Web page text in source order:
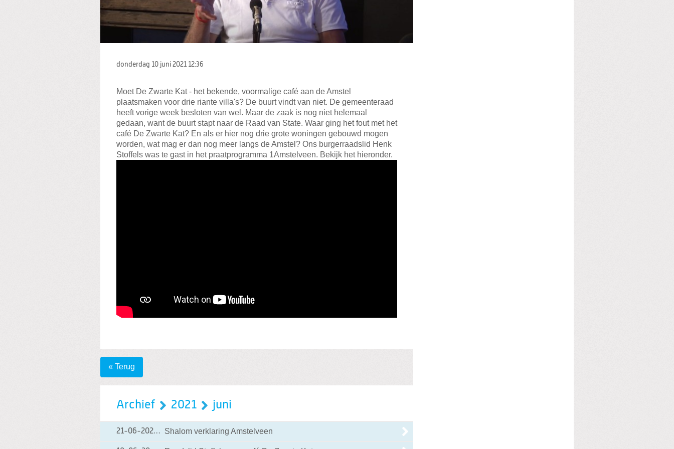
donderdag 10 juni 2021 12:36
Moet De Zwarte Kat - het bekende, voormalige café aan de Amstel
plaatsmaken voor drie riante villa's? De buurt vindt van niet. De gemeenteraad
heeft vorige week besloten van wel. Maar de zaak is nog niet helemaal
gedaan, want de buurt stapt naar de Raad van State. Waar ging het fout met het
café De Zwarte Kat? En als er hier nog drie grote woningen gebouwd mogen
worden, wat mag er dan nog meer langs de Amstel? Ons burgerraadslid Henk
Stoffels was te gast in het praatprogramma 1Amstelveen. Bekijk het hieronder.
« Terug
Archief 2021 juni
21-06-202121-06-2021 22:21
Shalom verklaring Amstelveen